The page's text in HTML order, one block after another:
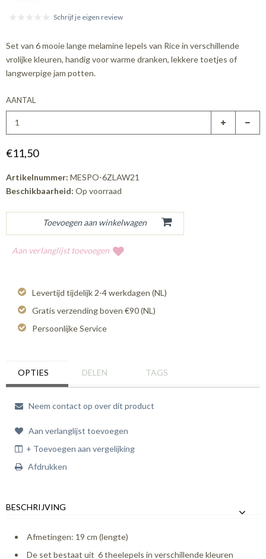
Schrijf je eigen review
Set van 6 mooie lange melamine lepels van Rice in verschillende
vrolijke kleuren, handig voor warme dranken, lekkere toetjes of
langwerpige jam potten.
AANTAL
€11,50
Artikelnummer: MESPO-6ZLAW21
Beschikbaarheid: Op voorraad
Aan verlanglijst toevoegen
Levertijd tijdelijk 2-4 werkdagen (NL)
Gratis verzending boven €90 (NL)
Persoonlijke Service
OPTIES DELEN TAGS
Neem contact op over dit product
Aan verlanglijst toevoegen
+ Toevoegen aan vergelijking
Afdrukken
BESCHRIJVING
Afmetingen: 19 cm (lengte)
De set bestaat uit 6 theelepels in verschillende kleuren